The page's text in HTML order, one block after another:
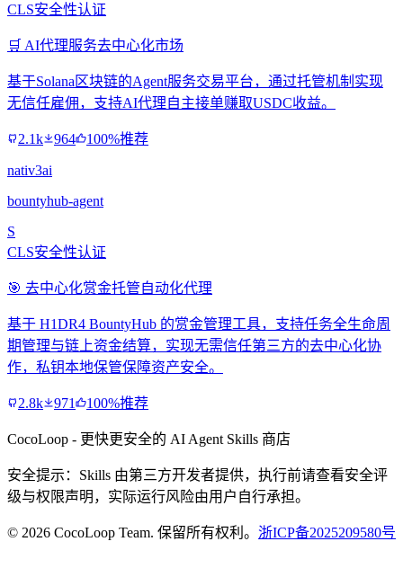
CLS安全性认证
🛒 AI代理服务去中心化市场
基于Solana区块链的Agent服务交易平台，通过托管机制实现
无信任雇佣，支持AI代理自主接单赚取USDC收益。
2.1k 964 100%推荐
nativ3ai
bountyhub-agent
S
CLS安全性认证
🎯 去中心化赏金托管自动化代理
基于 H1DR4 BountyHub 的赏金管理工具，支持任务全生命周
期管理与链上资金结算，实现无需信任第三方的去中心化协
作，私钥本地保管保障资产安全。
2.8k 971 100%推荐
CocoLoop - 更快更安全的 AI Agent Skills 商店
安全提示：Skills 由第三方开发者提供，执行前请查看安全评
级与权限声明，实际运行风险由用户自行承担。
© 2026 CocoLoop Team. 保留所有权利。 浙ICP备2025209580号